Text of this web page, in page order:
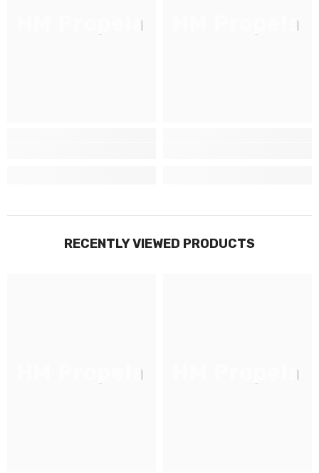
HM Propela HM Propela
RECENTLY VIEWED PRODUCTS
HM Propela HM Propela
Inscrivez-vous pour des mises à jour